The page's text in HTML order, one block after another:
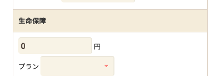
生命保障
円
プラン